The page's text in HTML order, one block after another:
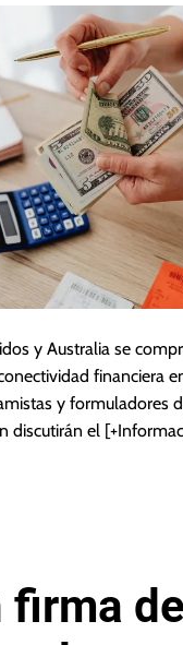
que
de
y Australia se
financiera
y formuladores
discutirán el
firma